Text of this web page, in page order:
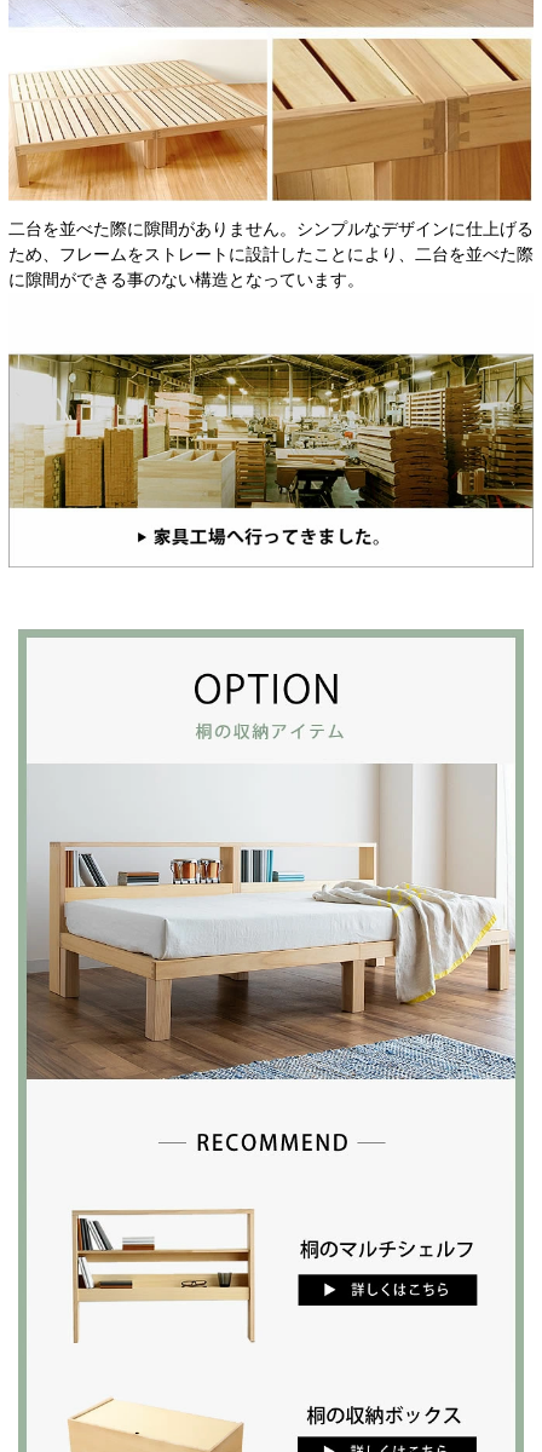
二台を並べた際に隙間がありません。シンプルなデザインに仕上げる
ため、フレームをストレートに設計したことにより、二台を並べた際
に隙間ができる事のない構造となっています。